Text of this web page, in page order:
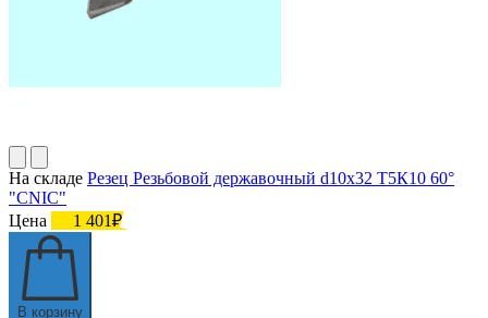
На складе Резец Резьбовой державочный d10х32 Т5К10 60°
"CNIC"
Цена
1 401₽
В корзину